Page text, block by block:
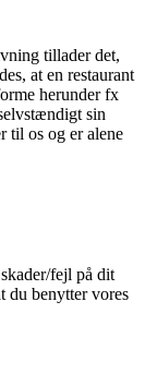
tillader det,
at en restaurant
herunder fx
sin
til os og er alene
fejl på dit
du benytter vores